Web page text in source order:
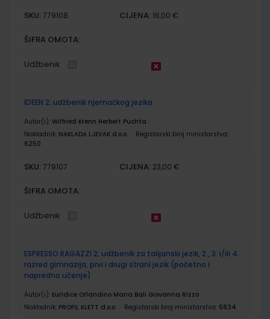
SKU: 779108 CIJENA: 16,00 €
ŠIFRA OMOTA:
Udžbenik
IDEEN 2; udžbenik njemačkog jezika
Autor(i): Wilfried Krenn Herbert Puchta
Nakladnik: NAKLADA LJEVAK d.o.o.
Registarski broj ministarstva:
6250
SKU: 779107 CIJENA: 23,00 €
ŠIFRA OMOTA:
Udžbenik
ESPRESSO RAGAZZI 2; udžbenik za talijanski jezik, 2., 3. i/ili 4.
razred gimnazija, prvi i drugi strani jezik (početno i
napredno učenje)
Autor(i): Euridice Orlandino Maria Bali Giovanna Rizzo
Nakladnik: PROFIL KLETT d.o.o. Registarski broj ministarstva: 6834